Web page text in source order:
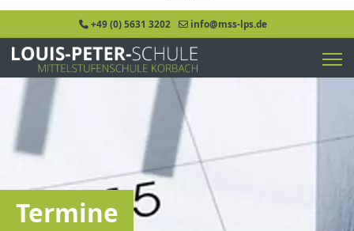
+49 (0) 5631 3202 info@mss-lps.de
Termine